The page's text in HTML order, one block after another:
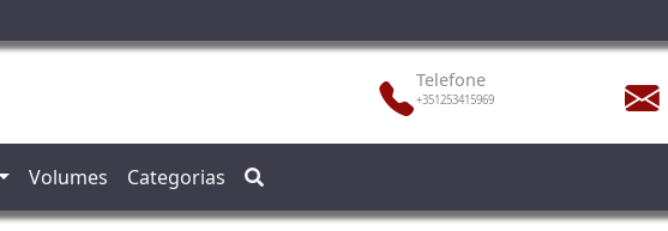
Telefone
+351253415969
Volumes Categorias